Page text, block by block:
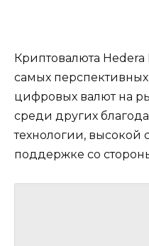
Криптовалюта Hedera
самых
цифровых валют на
среди других
технологии, высокой
поддержке со